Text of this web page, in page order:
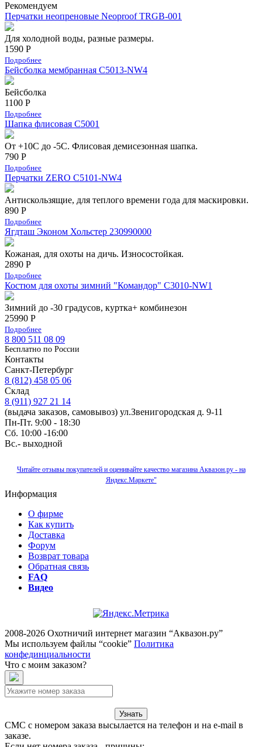
Рекомендуем
Перчатки неопреновые Neoproof TRGB-001
Для холодной воды, разные размеры.
1590 Р
Подробнее
Бейсболка мембранная С5013-NW4
Бейсболка
1100 Р
Подробнее
Шапка флисовая С5001
От +10С до -5С. Флисовая демисезонная шапка.
790 Р
Подробнее
Перчатки ZERO C5101-NW4
Антискользящие, для теплого времени года для маскировки.
890 Р
Подробнее
Ягдташ Эконом Хольстер 230990000
Кожаная, для охоты на дичь. Износостойкая.
2890 Р
Подробнее
Костюм для охоты зимний "Командор" С3010-NW1
Зимний до -30 градусов, куртка+ комбинезон
25990 Р
Подробнее
8 800 511 08 09
Бесплатно по Роcсии
Контакты
Санкт-Петербург
8 (812) 458 05 06
Склад
8 (911) 927 21 14
(выдача заказов, самовывоз) ул.Звенигородская д. 9-11
Пн-Пт. 9:00 - 18:30
Сб. 10:00 -16:00
Вс.- выходной
Читайте отзывы покупателей и оценивайте качество магазина Аквазон.ру - на
Яндекс.Маркете"
Информация
О фирме
Как купить
Доставка
Форум
Возврат товара
Обратная связь
FAQ
Видео
2008-2026 Охотничий интернет магазин “Аквазон.ру”
Мы используем файлы “cookie” Политика
конфединциальности
Что с моим заказом?
Узнать
СМС с номером заказа высылается на телефон и на e-mail в
заказе.